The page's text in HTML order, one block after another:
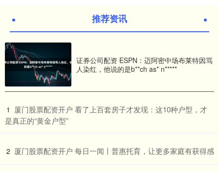
推荐资讯
证券公司配资 ESPN：迈阿密中场布莱特因骂
人染红，他说的是b**ch as* n*****
1
​厦门股票配资开户 看了上百套房子才发现：这10种户型，才
是真正的“黄金户型”
2 ​厦门股票配资开户 每日一闻丨普惠托育，让更多家庭有获得感